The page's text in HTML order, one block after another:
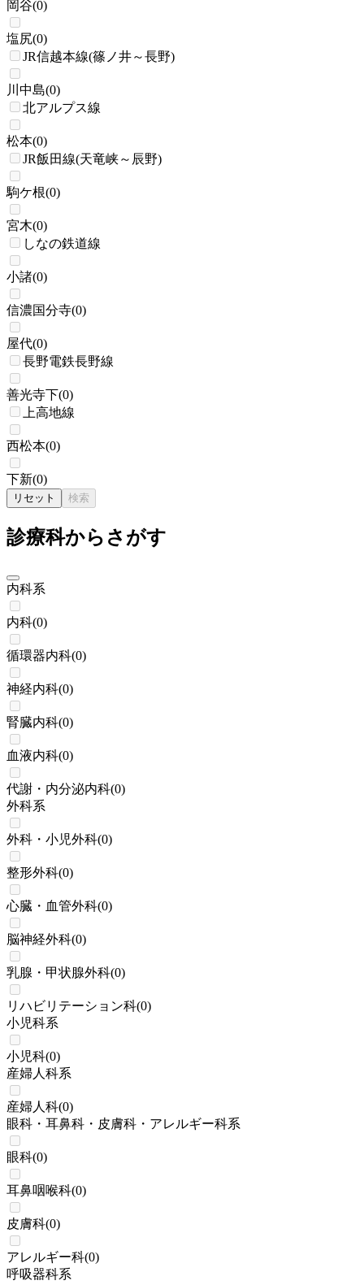
岡谷(0)
塩尻(0)
JR信越本線(篠ノ井～長野)
川中島(0)
北アルプス線
松本(0)
JR飯田線(天竜峡～辰野)
駒ケ根(0)
宮木(0)
しなの鉄道線
小諸(0)
信濃国分寺(0)
屋代(0)
長野電鉄長野線
善光寺下(0)
上高地線
西松本(0)
下新(0)
リセット 検索
診療科からさがす
内科系
内科(0)
循環器内科(0)
神経内科(0)
腎臓内科(0)
血液内科(0)
代謝・内分泌内科(0)
外科系
外科・小児外科(0)
整形外科(0)
心臓・血管外科(0)
脳神経外科(0)
乳腺・甲状腺外科(0)
リハビリテーション科(0)
小児科系
小児科(0)
産婦人科系
産婦人科(0)
眼科・耳鼻科・皮膚科・アレルギー科系
眼科(0)
耳鼻咽喉科(0)
皮膚科(0)
アレルギー科(0)
呼吸器科系